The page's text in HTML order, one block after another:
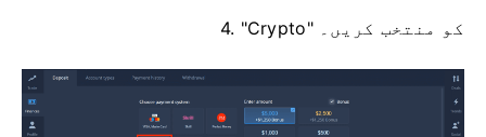
4. "Crypto" کو منتخب کریں۔